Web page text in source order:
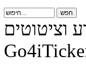
וציטוטים